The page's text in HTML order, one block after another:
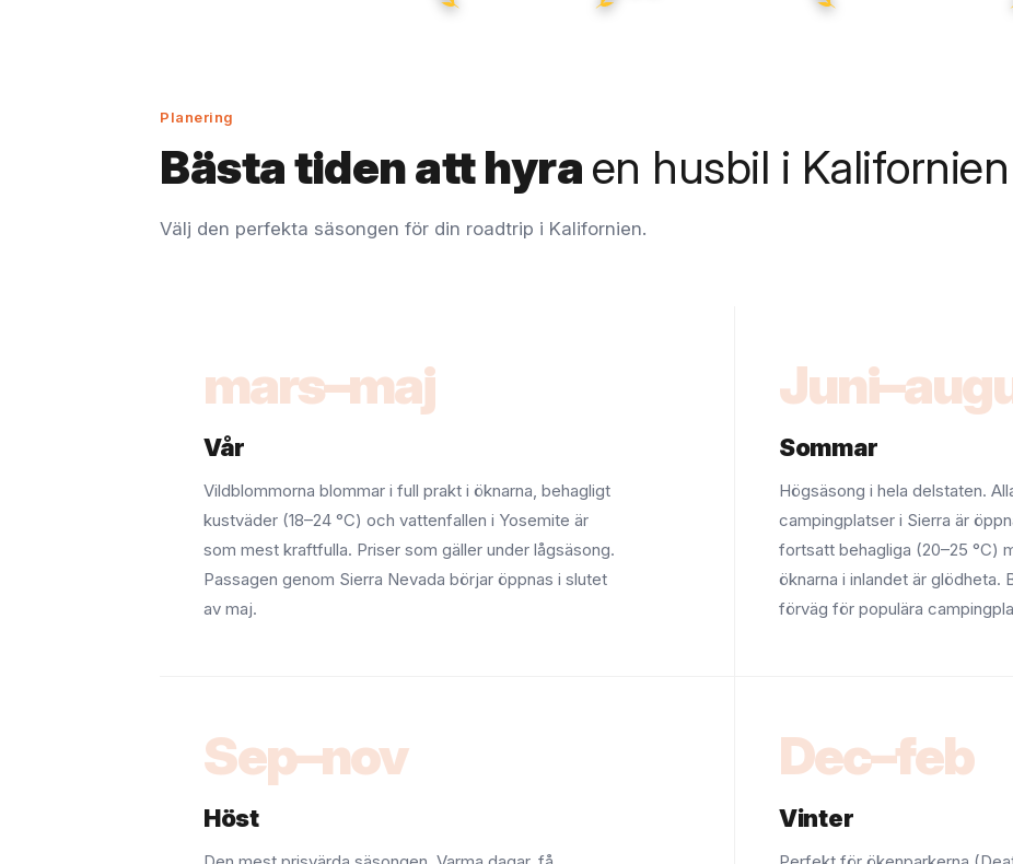
Planering
Bästa tiden att hyraen husbil i Kalifornien
Välj den perfekta säsongen för din roadtrip i Kalifornien.
mars–maj
Vår
Vildblommorna blommar i full prakt i öknarna, behagligt
kustväder (18–24 °C) och vattenfallen i Yosemite är
som mest kraftfulla. Priser som gäller under lågsäsong.
Passagen genom Sierra Nevada börjar öppnas i slutet
av maj.
Sommar
Högsäsong i hela delstaten.
campingplatser i Sierra är
fortsatt behagliga (20–25 °C)
öknarna i inlandet är glödheta.
förväg för populära
Sep–nov
Höst
Dec–feb
Vinter